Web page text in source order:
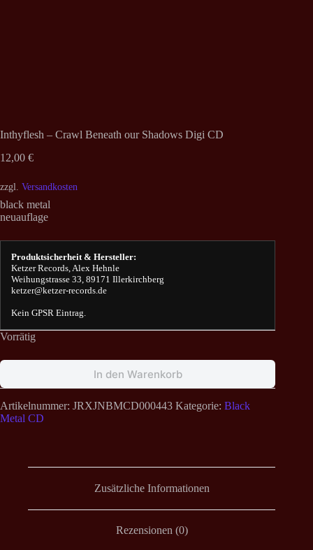
Inthyflesh – Crawl Beneath our Shadows Digi CD
12,00 €
zzgl. Versandkosten
black metal
neuauflage
Produktsicherheit & Hersteller:
Ketzer Records, Alex Hehnle
Weihungstrasse 33, 89171 Illerkirchberg
ketzer@ketzer-records.de
Kein GPSR Eintrag.
Vorrätig
In den Warenkorb
Artikelnummer: JRXJNBMCD000443 Kategorie: Black
Metal CD
Zusätzliche Informationen
Rezensionen (0)